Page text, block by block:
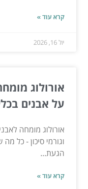
קרא עוד »
יול 16, 2026
אורולוג
על אבנים
אורולוג מומחה
וגורמי סיכון - כל
הגעת...
קרא עוד »